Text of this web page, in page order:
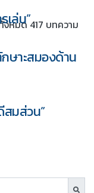
งหมด 417 บทความ
เล่น”
ษาะสมองด้าน
สมส่วน”